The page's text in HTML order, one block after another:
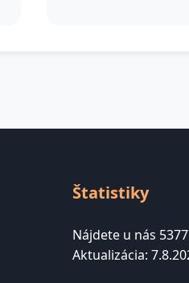
Štatistiky
Nájdete u nás
Aktualizácia: